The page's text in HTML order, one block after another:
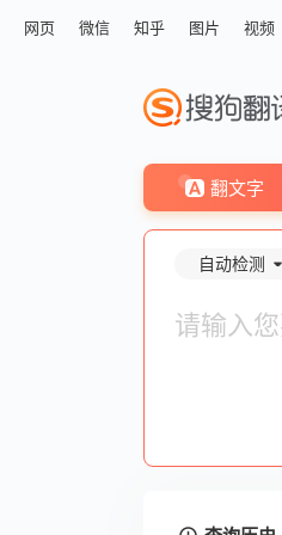
网页 微信 知乎 图片 视频
翻文字
自动检测